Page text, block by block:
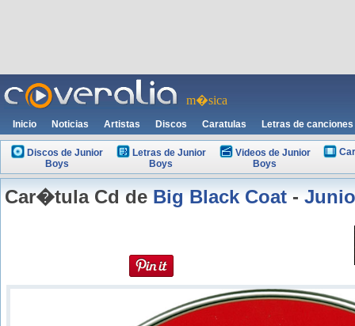
m�sica
Inicio Noticias Artistas Discos Caratulas Letras de canciones
Discos de Junior
Boys
Letras de Junior
Boys
Videos de Junior
Boys
Car�tula Cd de Big Black Coat -